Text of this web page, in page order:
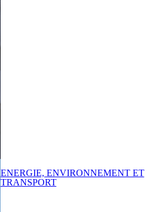
ENERGIE, ENVIRONNEMENT ET
TRANSPORT